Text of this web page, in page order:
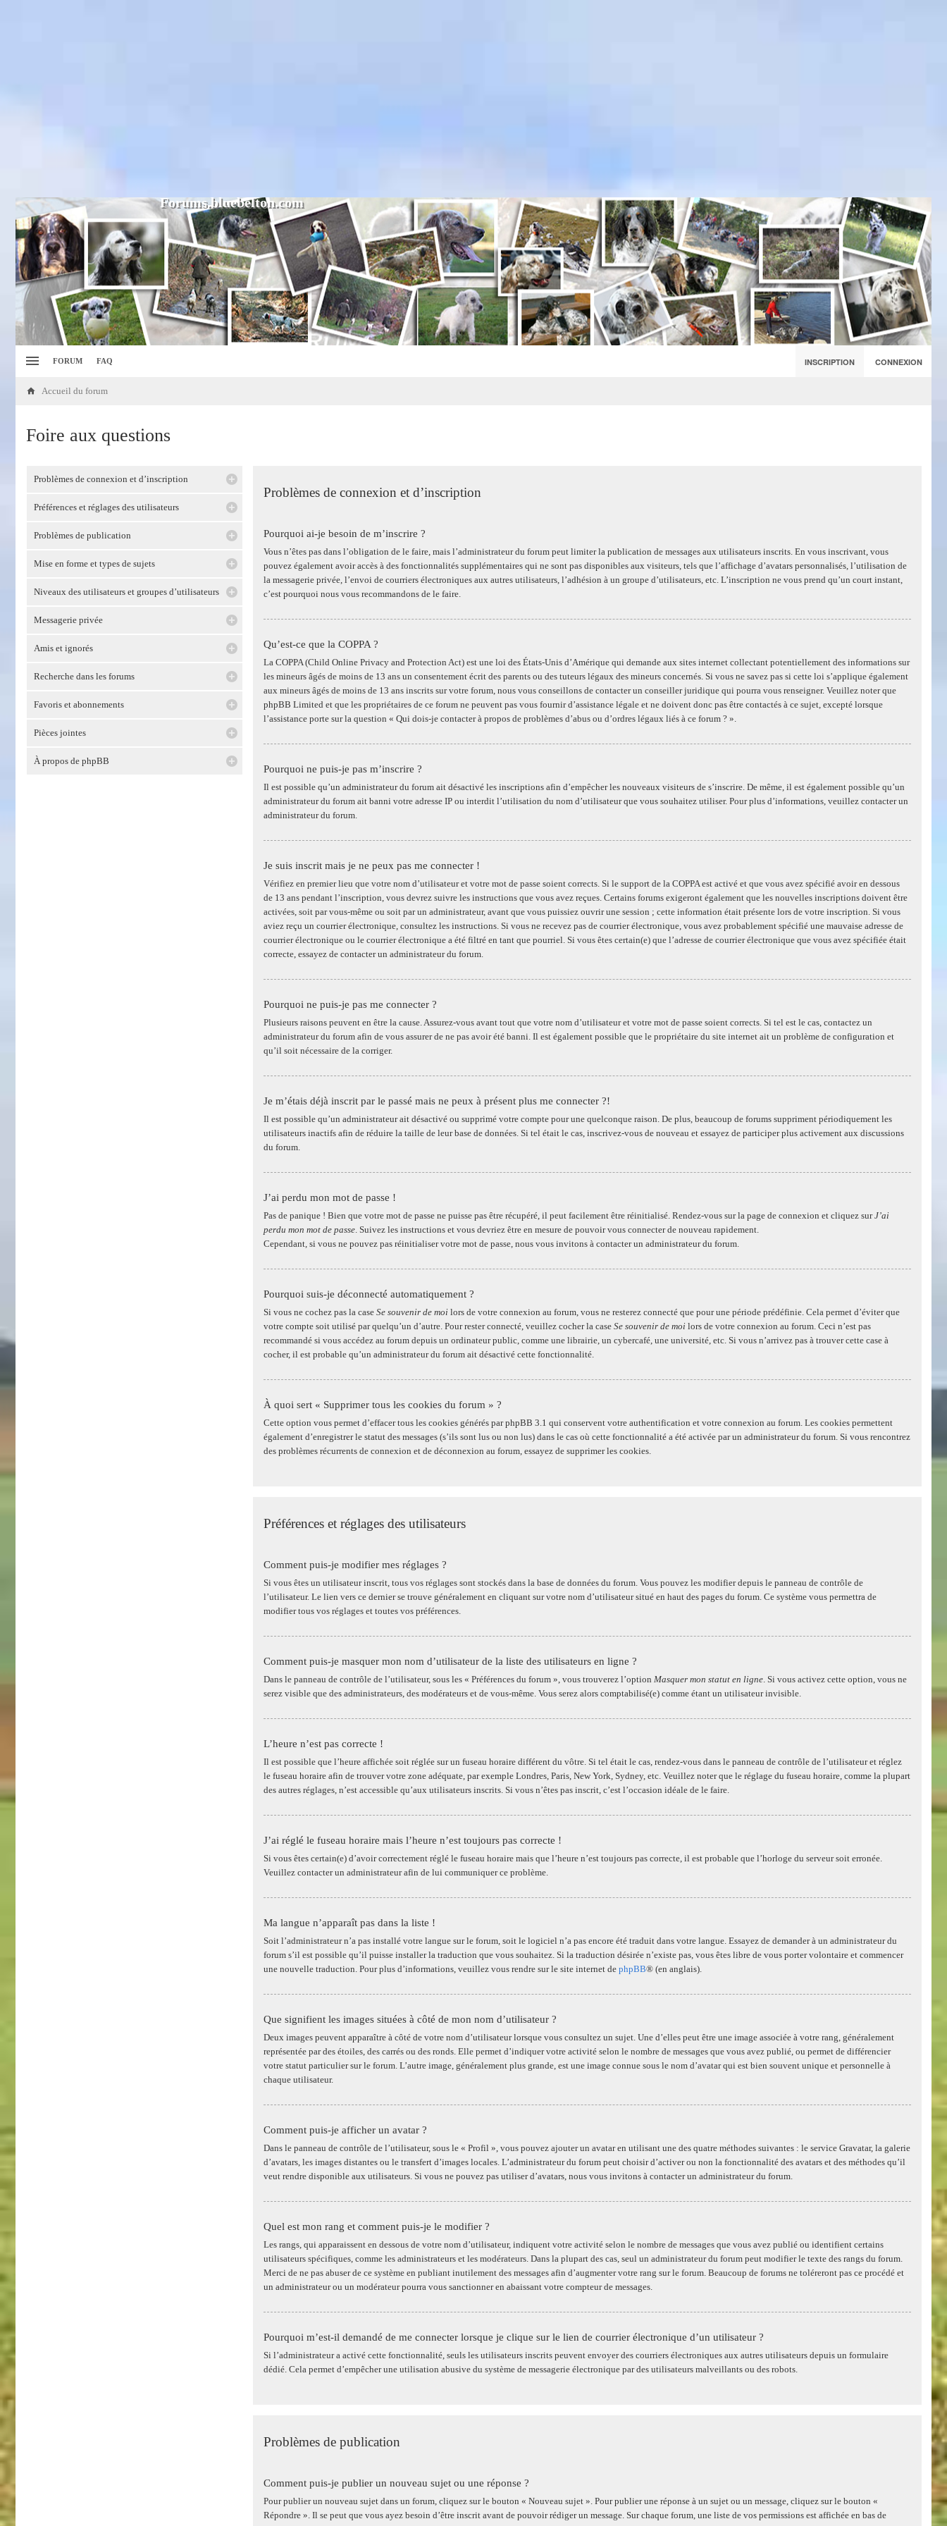
Forums.bluebelton.com
FORUM FAQ INSCRIPTION CONNEXION
Accueil du forum
Foire aux questions
Problèmes de connexion et d’inscription
Préférences et réglages des utilisateurs
Problèmes de publication
Mise en forme et types de sujets
Niveaux des utilisateurs et groupes d’utilisateurs
Messagerie privée
Amis et ignorés
Recherche dans les forums
Favoris et abonnements
Pièces jointes
À propos de phpBB
Problèmes de connexion et d’inscription
Pourquoi ai-je besoin de m’inscrire ?
Vous n’êtes pas dans l’obligation de le faire, mais l’administrateur du forum peut limiter la publication de messages aux utilisateurs inscrits. En vous inscrivant, vous
pouvez également avoir accès à des fonctionnalités supplémentaires qui ne sont pas disponibles aux visiteurs, tels que l’affichage d’avatars personnalisés, l’utilisation de
la messagerie privée, l’envoi de courriers électroniques aux autres utilisateurs, l’adhésion à un groupe d’utilisateurs, etc. L’inscription ne vous prend qu’un court instant,
c’est pourquoi nous vous recommandons de le faire.
Qu’est-ce que la COPPA ?
La COPPA (Child Online Privacy and Protection Act) est une loi des États-Unis d’Amérique qui demande aux sites internet collectant potentiellement des informations sur
les mineurs âgés de moins de 13 ans un consentement écrit des parents ou des tuteurs légaux des mineurs concernés. Si vous ne savez pas si cette loi s’applique également
aux mineurs âgés de moins de 13 ans inscrits sur votre forum, nous vous conseillons de contacter un conseiller juridique qui pourra vous renseigner. Veuillez noter que
phpBB Limited et que les propriétaires de ce forum ne peuvent pas vous fournir d’assistance légale et ne doivent donc pas être contactés à ce sujet, excepté lorsque
l’assistance porte sur la question « Qui dois-je contacter à propos de problèmes d’abus ou d’ordres légaux liés à ce forum ? ».
Pourquoi ne puis-je pas m’inscrire ?
Il est possible qu’un administrateur du forum ait désactivé les inscriptions afin d’empêcher les nouveaux visiteurs de s’inscrire. De même, il est également possible qu’un
administrateur du forum ait banni votre adresse IP ou interdit l’utilisation du nom d’utilisateur que vous souhaitez utiliser. Pour plus d’informations, veuillez contacter un
administrateur du forum.
Je suis inscrit mais je ne peux pas me connecter !
Vérifiez en premier lieu que votre nom d’utilisateur et votre mot de passe soient corrects. Si le support de la COPPA est activé et que vous avez spécifié avoir en dessous
de 13 ans pendant l’inscription, vous devrez suivre les instructions que vous avez reçues. Certains forums exigeront également que les nouvelles inscriptions doivent être
activées, soit par vous-même ou soit par un administrateur, avant que vous puissiez ouvrir une session ; cette information était présente lors de votre inscription. Si vous
aviez reçu un courrier électronique, consultez les instructions. Si vous ne recevez pas de courrier électronique, vous avez probablement spécifié une mauvaise adresse de
courrier électronique ou le courrier électronique a été filtré en tant que pourriel. Si vous êtes certain(e) que l’adresse de courrier électronique que vous avez spécifiée était
correcte, essayez de contacter un administrateur du forum.
Pourquoi ne puis-je pas me connecter ?
Plusieurs raisons peuvent en être la cause. Assurez-vous avant tout que votre nom d’utilisateur et votre mot de passe soient corrects. Si tel est le cas, contactez un
administrateur du forum afin de vous assurer de ne pas avoir été banni. Il est également possible que le propriétaire du site internet ait un problème de configuration et
qu’il soit nécessaire de la corriger.
Je m’étais déjà inscrit par le passé mais ne peux à présent plus me connecter ?!
Il est possible qu’un administrateur ait désactivé ou supprimé votre compte pour une quelconque raison. De plus, beaucoup de forums suppriment périodiquement les
utilisateurs inactifs afin de réduire la taille de leur base de données. Si tel était le cas, inscrivez-vous de nouveau et essayez de participer plus activement aux discussions
du forum.
J’ai perdu mon mot de passe !
Pas de panique ! Bien que votre mot de passe ne puisse pas être récupéré, il peut facilement être réinitialisé. Rendez-vous sur la page de connexion et cliquez surJ’ai
perdu mon mot de passe. Suivez les instructions et vous devriez être en mesure de pouvoir vous connecter de nouveau rapidement.
Cependant, si vous ne pouvez pas réinitialiser votre mot de passe, nous vous invitons à contacter un administrateur du forum.
Pourquoi suis-je déconnecté automatiquement ?
Si vous ne cochez pas la caseSe souvenir de moi lors de votre connexion au forum, vous ne resterez connecté que pour une période prédéfinie. Cela permet d’éviter que
votre compte soit utilisé par quelqu’un d’autre. Pour rester connecté, veuillez cocher la caseSe souvenir de moi lors de votre connexion au forum. Ceci n’est pas
recommandé si vous accédez au forum depuis un ordinateur public, comme une librairie, un cybercafé, une université, etc. Si vous n’arrivez pas à trouver cette case à
cocher, il est probable qu’un administrateur du forum ait désactivé cette fonctionnalité.
À quoi sert « Supprimer tous les cookies du forum » ?
Cette option vous permet d’effacer tous les cookies générés par phpBB 3.1 qui conservent votre authentification et votre connexion au forum. Les cookies permettent
également d’enregistrer le statut des messages (s’ils sont lus ou non lus) dans le cas où cette fonctionnalité a été activée par un administrateur du forum. Si vous rencontrez
des problèmes récurrents de connexion et de déconnexion au forum, essayez de supprimer les cookies.
Préférences et réglages des utilisateurs
Comment puis-je modifier mes réglages ?
Si vous êtes un utilisateur inscrit, tous vos réglages sont stockés dans la base de données du forum. Vous pouvez les modifier depuis le panneau de contrôle de
l’utilisateur. Le lien vers ce dernier se trouve généralement en cliquant sur votre nom d’utilisateur situé en haut des pages du forum. Ce système vous permettra de
modifier tous vos réglages et toutes vos préférences.
Comment puis-je masquer mon nom d’utilisateur de la liste des utilisateurs en ligne ?
Dans le panneau de contrôle de l’utilisateur, sous les « Préférences du forum », vous trouverez l’optionMasquer mon statut en ligne. Si vous activez cette option, vous ne
serez visible que des administrateurs, des modérateurs et de vous-même. Vous serez alors comptabilisé(e) comme étant un utilisateur invisible.
L’heure n’est pas correcte !
Il est possible que l’heure affichée soit réglée sur un fuseau horaire différent du vôtre. Si tel était le cas, rendez-vous dans le panneau de contrôle de l’utilisateur et réglez
le fuseau horaire afin de trouver votre zone adéquate, par exemple Londres, Paris, New York, Sydney, etc. Veuillez noter que le réglage du fuseau horaire, comme la plupart
des autres réglages, n’est accessible qu’aux utilisateurs inscrits. Si vous n’êtes pas inscrit, c’est l’occasion idéale de le faire.
J’ai réglé le fuseau horaire mais l’heure n’est toujours pas correcte !
Si vous êtes certain(e) d’avoir correctement réglé le fuseau horaire mais que l’heure n’est toujours pas correcte, il est probable que l’horloge du serveur soit erronée.
Veuillez contacter un administrateur afin de lui communiquer ce problème.
Ma langue n’apparaît pas dans la liste !
Soit l’administrateur n’a pas installé votre langue sur le forum, soit le logiciel n’a pas encore été traduit dans votre langue. Essayez de demander à un administrateur du
forum s’il est possible qu’il puisse installer la traduction que vous souhaitez. Si la traduction désirée n’existe pas, vous êtes libre de vous porter volontaire et commencer
une nouvelle traduction. Pour plus d’informations, veuillez vous rendre sur le site internet dephpBB® (en anglais).
Que signifient les images situées à côté de mon nom d’utilisateur ?
Deux images peuvent apparaître à côté de votre nom d’utilisateur lorsque vous consultez un sujet. Une d’elles peut être une image associée à votre rang, généralement
représentée par des étoiles, des carrés ou des ronds. Elle permet d’indiquer votre activité selon le nombre de messages que vous avez publié, ou permet de différencier
votre statut particulier sur le forum. L’autre image, généralement plus grande, est une image connue sous le nom d’avatar qui est bien souvent unique et personnelle à
chaque utilisateur.
Comment puis-je afficher un avatar ?
Dans le panneau de contrôle de l’utilisateur, sous le « Profil », vous pouvez ajouter un avatar en utilisant une des quatre méthodes suivantes : le service Gravatar, la galerie
d’avatars, les images distantes ou le transfert d’images locales. L’administrateur du forum peut choisir d’activer ou non la fonctionnalité des avatars et des méthodes qu’il
veut rendre disponible aux utilisateurs. Si vous ne pouvez pas utiliser d’avatars, nous vous invitons à contacter un administrateur du forum.
Quel est mon rang et comment puis-je le modifier ?
Les rangs, qui apparaissent en dessous de votre nom d’utilisateur, indiquent votre activité selon le nombre de messages que vous avez publié ou identifient certains
utilisateurs spécifiques, comme les administrateurs et les modérateurs. Dans la plupart des cas, seul un administrateur du forum peut modifier le texte des rangs du forum.
Merci de ne pas abuser de ce système en publiant inutilement des messages afin d’augmenter votre rang sur le forum. Beaucoup de forums ne toléreront pas ce procédé et
un administrateur ou un modérateur pourra vous sanctionner en abaissant votre compteur de messages.
Pourquoi m’est-il demandé de me connecter lorsque je clique sur le lien de courrier électronique d’un utilisateur ?
Si l’administrateur a activé cette fonctionnalité, seuls les utilisateurs inscrits peuvent envoyer des courriers électroniques aux autres utilisateurs depuis un formulaire
dédié. Cela permet d’empêcher une utilisation abusive du système de messagerie électronique par des utilisateurs malveillants ou des robots.
Problèmes de publication
Comment puis-je publier un nouveau sujet ou une réponse ?
Pour publier un nouveau sujet dans un forum, cliquez sur le bouton « Nouveau sujet ». Pour publier une réponse à un sujet ou un message, cliquez sur le bouton «
Répondre ». Il se peut que vous ayez besoin d’être inscrit avant de pouvoir rédiger un message. Sur chaque forum, une liste de vos permissions est affichée en bas de